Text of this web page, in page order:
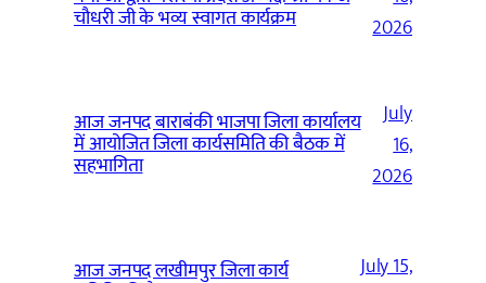
चौधरी जी के भव्य स्वागत कार्यक्रम
2026
आज जनपद बाराबंकी भाजपा जिला कार्यालय
में आयोजित जिला कार्यसमिति की बैठक में
सहभागिता
July
16,
2026
आज जनपद लखीमपुर जिला कार्य
July 15,